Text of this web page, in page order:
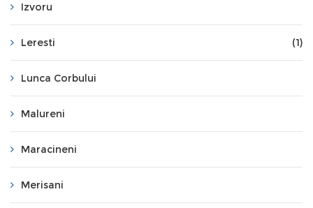
Izvoru
Leresti (1)
Lunca Corbului
Malureni
Maracineni
Merisani